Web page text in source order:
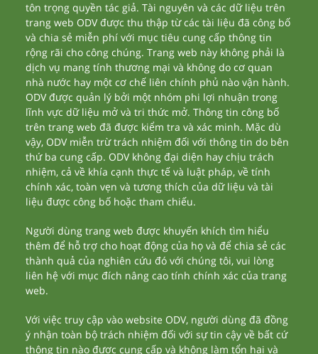
tôn trọng quyền tác giả. Tài nguyên và các dữ liệu trên
trang web ODV được thu thập từ các tài liệu đã công bố
và chia sẻ miễn phí với mục tiêu cung cấp thông tin
rộng rãi cho công chúng. Trang web này không phải là
dịch vụ mang tính thương mại và không do cơ quan
nhà nước hay một cơ chế liên chính phủ nào vận hành.
ODV được quản lý bởi một nhóm phi lợi nhuận trong
lĩnh vực dữ liệu mở và tri thức mở. Thông tin công bố
trên trang web đã được kiểm tra và xác minh. Mặc dù
vậy, ODV miễn trừ trách nhiệm đối với thông tin do bên
thứ ba cung cấp. ODV không đại diện hay chịu trách
nhiệm, cả về khía cạnh thực tế và luật pháp, về tính
chính xác, toàn vẹn và tương thích của dữ liệu và tài
liệu được công bố hoặc tham chiếu.
Người dùng trang web được khuyến khích tìm hiểu
thêm để hỗ trợ cho hoạt động của họ và để chia sẻ các
thành quả của nghiên cứu đó với chúng tôi, vui lòng
liên hệ với mục đích nâng cao tính chính xác của trang
web.
Với việc truy cập vào website ODV, người dùng đã đồng
ý nhận toàn bộ trách nhiệm đối với sự tin cậy về bất cứ
thông tin nào được cung cấp và không làm tổn hại và